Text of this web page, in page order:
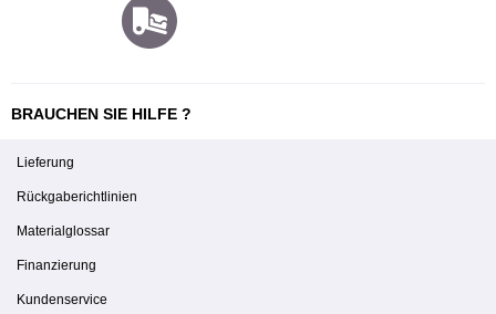
BRAUCHEN SIE HILFE ?
Lieferung
Rückgaberichtlinien
Materialglossar
Finanzierung
Kundenservice